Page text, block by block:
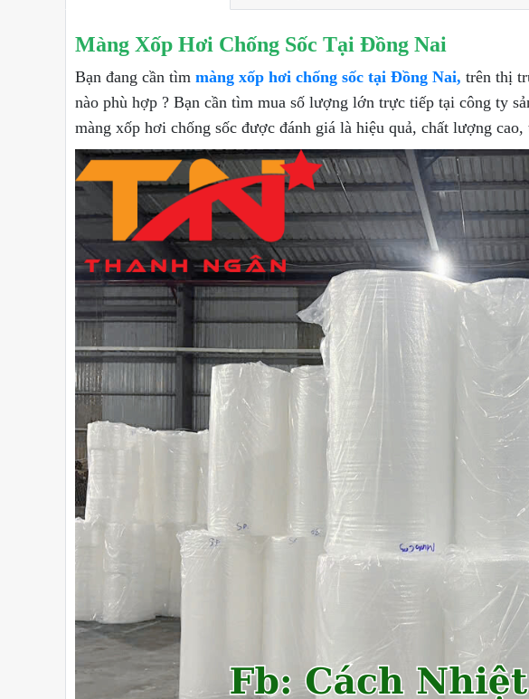
Màng Xốp Hơi Chống Sốc Tại Đồng Nai
Bạn đang cần tìm màng xốp hơi chống sốc tại Đồng Nai, trên thị
nào phù hợp ? Bạn cần tìm mua số lượng lớn trực tiếp tại công ty
màng xốp hơi chống sốc được đánh giá là hiệu quả, chất lượng